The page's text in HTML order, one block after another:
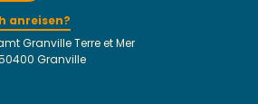
anreisen?
Granville Terre et Mer
Granville